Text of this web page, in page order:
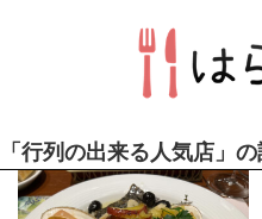
「行列の出来る人気店」